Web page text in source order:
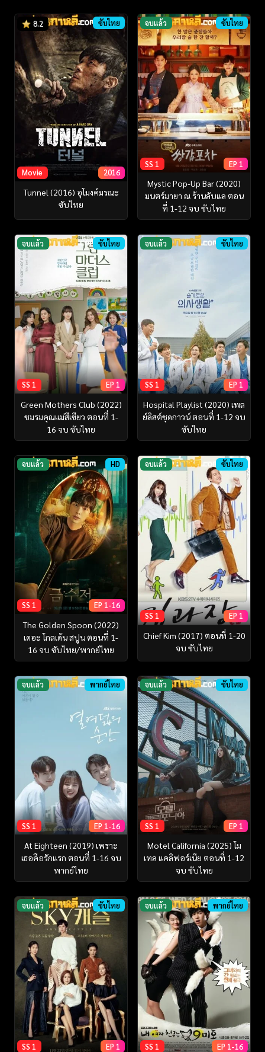
8.2 ซับไทย
Movie 2016
Tunnel (2016) อุโมงค์มรณะ
ซับไทย
จบแล้ว ซับไทย
SS 1 EP 1
Mystic Pop-Up Bar (2020)
มนตร์มายา ณ ร้านลับแล ตอน
ที่ 1-12 จบ ซับไทย
จบแล้ว ซับไทย
SS 1 EP 1
Green Mothers Club (2022)
ชมรมคุณแม่สีเขียว ตอนที่ 1-
16 จบ ซับไทย
จบแล้ว ซับไทย
SS 1 EP 1
Hospital Playlist (2020) เพล
ย์ลิสต์ชุดกาวน์ ตอนที่ 1-12 จบ
ซับไทย
จบแล้ว HD
SS 1 EP 1-16
The Golden Spoon (2022)
เดอะ โกลเด้น สปูน ตอนที่ 1-
16 จบ ซับไทย/พากย์ไทย
จบแล้ว ซับไทย
SS 1 EP 1
Chief Kim (2017) ตอนที่ 1-20
จบ ซับไทย
จบแล้ว พากย์ไทย
SS 1 EP 1-16
At Eighteen (2019) เพราะ
เธอคือรักแรก ตอนที่ 1-16 จบ
พากย์ไทย
จบแล้ว ซับไทย
SS 1 EP 1
Motel California (2025) โม
เทล แคลิฟอร์เนีย ตอนที่ 1-12
จบ ซับไทย
จบแล้ว ซับไทย
SS 1 EP 1
จบแล้ว พากย์ไทย
SS 1 EP 1-16